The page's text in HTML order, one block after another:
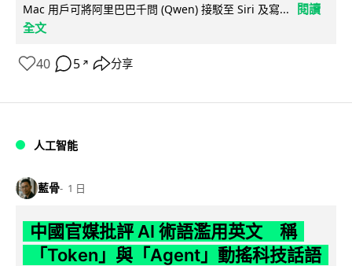
Mac 用戶可將阿里巴巴千問 (Qwen) 接駁至 Siri 及寫...
閱讀
全文
40 5 ↗ 分享
人工智能
藍骨 1 日
中國官媒批評 AI 術語濫用英文 稱
「Token」與「Agent」動搖科技話語